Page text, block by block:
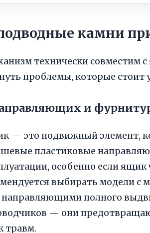
камни
технически совместим
проблемы, которые стоит
и
— это подвижный элемент,
пластиковые
особенно если
выбирать модели с
полного
— они
травм.